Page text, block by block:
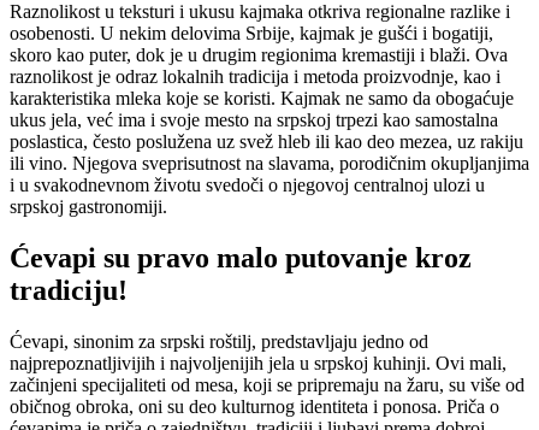
Raznolikost u teksturi i ukusu kajmaka otkriva regionalne razlike i
osobenosti. U nekim delovima Srbije, kajmak je gušći i bogatiji,
skoro kao puter, dok je u drugim regionima kremastiji i blaži. Ova
raznolikost je odraz lokalnih tradicija i metoda proizvodnje, kao i
karakteristika mleka koje se koristi. Kajmak ne samo da obogaćuje
ukus jela, već ima i svoje mesto na srpskoj trpezi kao samostalna
poslastica, često poslužena uz svež hleb ili kao deo mezea, uz rakiju
ili vino. Njegova sveprisutnost na slavama, porodičnim okupljanjima
i u svakodnevnom životu svedoči o njegovoj centralnoj ulozi u
srpskoj gastronomiji.
Ćevapi su pravo malo putovanje kroz
tradiciju!
Ćevapi, sinonim za srpski roštilj, predstavljaju jedno od
najprepoznatljivijih i najvoljenijih jela u srpskoj kuhinji. Ovi mali,
začinjeni specijaliteti od mesa, koji se pripremaju na žaru, su više od
običnog obroka, oni su deo kulturnog identiteta i ponosa. Priča o